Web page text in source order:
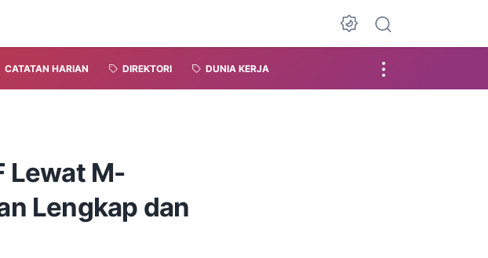
CATATAN HARIAN DIREKTORI DUNIA KERJA
Lewat M-
Lengkap dan